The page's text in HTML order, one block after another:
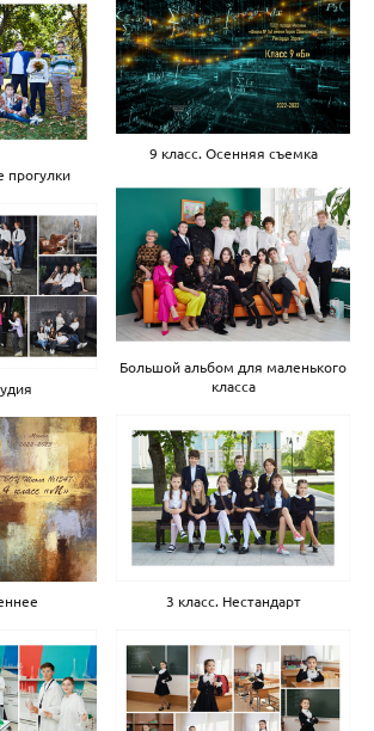
9 класс. Осенняя съемка
прогулки
Большой альбом для маленького
класса
3 класс. Нестандарт